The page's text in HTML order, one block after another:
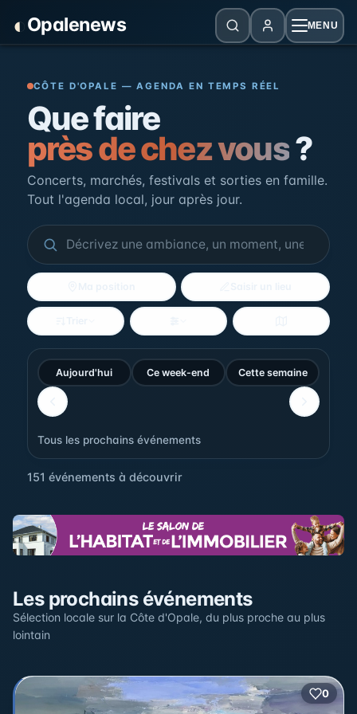
◐ Opalenews MENU
Opalenews — Événements de la
CÔTE D'OPALE — AGENDA EN TEMPS RÉEL
Que faire
près de chez vous?
Concerts, marchés, festivals et sorties en famille.
Tout l'agenda local, jour après jour.
Voir la carte
Aujourd'hui Ce week-end Cette semaine
Tous les prochains événements
151 événements à découvrir
Cliquez sur un pin pour voir l'événement — les lieux qui
en accueillent plusieurs sont regroupés.
12
2 3
17
22
2
+
−
Les prochains événements
Sélection locale sur la Côte d'Opale, du plus proche au plus
lointain
0